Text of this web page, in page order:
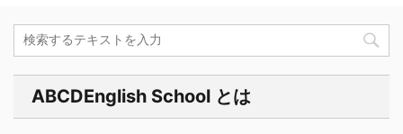
ABCDEnglish School とは